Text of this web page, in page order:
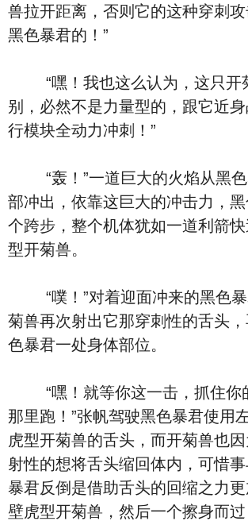
兽拉开距离，否则它的这种穿刺
黑色暴君的！”
“嘿！我也这么认为，这只开
别，必然不是力量型的，跟它近
行模块全动力冲刺！”
“轰！”一道巨大的火焰从黑色
部冲出，依靠这巨大的冲击力，
个跨步，整个机体犹如一道利箭
型开菊兽。
“噗！”对着迎面冲来的黑色暴
菊兽再次射出它那穿刺性的舌头
色暴君一处身体部位。
“嘿！就等你这一击，抓住你
那里跑！”张帆驾驶黑色暴君使用
虎型开菊兽的舌头，而开菊兽也
射性的想将舌头缩回体内，可惜
暴君反倒是借助舌头的回缩之力
壁虎型开菊兽，然后一个擦身而